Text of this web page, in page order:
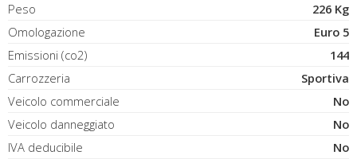
Peso
226 Kg
Omologazione
Euro 5
Emissioni (co2)
144
Carrozzeria
Sportiva
Veicolo commerciale
No
Veicolo danneggiato
No
IVA deducibile
No